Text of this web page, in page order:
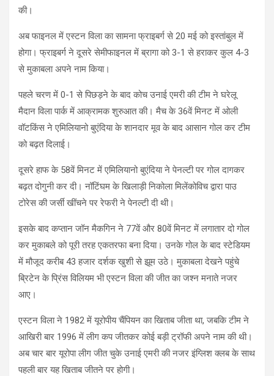
की।
अब फाइनल में एस्टन विला का सामना फ्राइबर्ग से 20 मई को इस्तांबुल में
होगा। फ्राइबर्ग ने दूसरे सेमीफाइनल में ब्रागा को 3-1 से हराकर कुल 4-3
से मुकाबला अपने नाम किया।
पहले चरण में 0-1 से पिछड़ने के बाद कोच उनाई एमरी की टीम ने घरेलू
मैदान विला पार्क में आक्रामक शुरुआत की। मैच के 36वें मिनट में ओली
वॉटकिंस ने एमिलियानो बुएंदिया के शानदार मूव के बाद आसान गोल कर टीम
को बढ़त दिलाई।
दूसरे हाफ के 58वें मिनट में एमिलियानो बुएंदिया ने पेनल्टी पर गोल दागकर
बढ़त दोगुनी कर दी। नॉटिंघम के खिलाड़ी निकोला मिलेंकोविच द्वारा पाउ
टोरेस की जर्सी खींचने पर रेफरी ने पेनल्टी दी थी।
इसके बाद कप्तान जॉन मैकगिन ने 77वें और 80वें मिनट में लगातार दो गोल
कर मुकाबले को पूरी तरह एकतरफा बना दिया। उनके गोल के बाद स्टेडियम
में मौजूद करीब 43 हजार दर्शक खुशी से झूम उठे। मुकाबला देखने पहुंचे
ब्रिटेन के प्रिंस विलियम भी एस्टन विला की जीत का जश्न मनाते नजर
आए।
एस्टन विला ने 1982 में यूरोपीय चैंपियन का खिताब जीता था, जबकि टीम ने
आखिरी बार 1996 में लीग कप जीतकर कोई बड़ी ट्रॉफी अपने नाम की थी।
अब चार बार यूरोपा लीग जीत चुके उनाई एमरी की नजर इंग्लिश क्लब के साथ
पहली बार यह खिताब जीतने पर होगी।